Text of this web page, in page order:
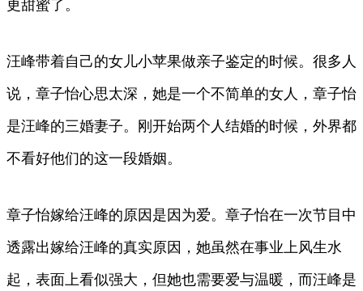
更甜蜜了。
汪峰带着自己的女儿小苹果做亲子鉴定的时候。很多人
说，章子怡心思太深，她是一个不简单的女人，章子怡
是汪峰的三婚妻子。刚开始两个人结婚的时候，外界都
不看好他们的这一段婚姻。
章子怡嫁给汪峰的原因是因为爱。章子怡在一次节目中
透露出嫁给汪峰的真实原因，她虽然在事业上风生水
起，表面上看似强大，但她也需要爱与温暖，而汪峰是